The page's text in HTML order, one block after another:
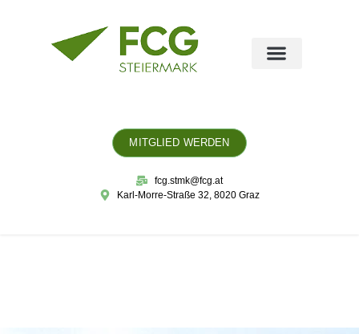
MITGLIED WERDEN
fcg.stmk@fcg.at
Karl-Morre-Straße 32, 8020 Graz